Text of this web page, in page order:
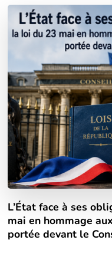
L’État face à ses
mai en hommage
portée devant le